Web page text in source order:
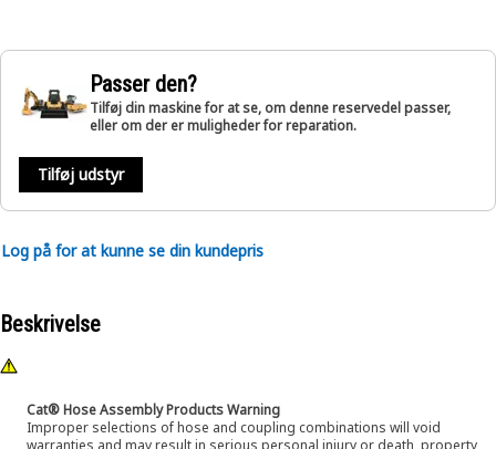
Passer den?
Tilføj din maskine for at se, om denne reservedel passer,
eller om der er muligheder for reparation.
Tilføj udstyr
Log på for at kunne se din kundepris
Beskrivelse
Cat® Hose Assembly Products Warning
Improper selections of hose and coupling combinations will void
warranties and may result in serious personal injury or death, property